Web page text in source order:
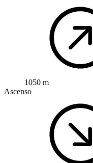
1050 m
Ascenso